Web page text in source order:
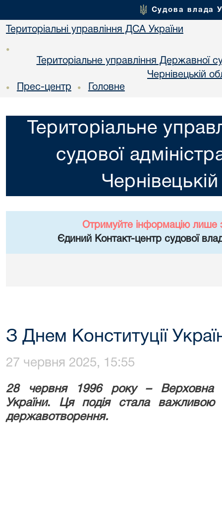
Судова влада
Територіальні управління ДСА України
•
Територіальне управління Державної
Чернiвецькій
• Прес-центр • Головне
Територіальне
судової
Отримуйте інформацію лише
Єдиний Контакт-центр судової
З Днем Конституції
27 червня 2025, 15:55
28 червня 1996 року – Верховна
України. Ця подія стала важливою
державотворення.